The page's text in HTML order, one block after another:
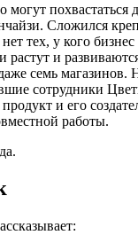
могут похвастаться
Сложился
тех, у кого
растут и
семь магазинов.
сотрудники
и его
работы.